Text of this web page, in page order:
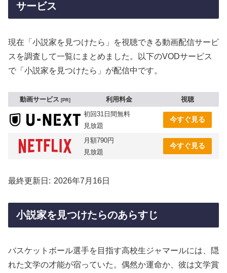
サービス
現在「小説家を見つけたら」を視聴できる動画配信サービ
スを調査して一覧にまとめました。以下のVODサービス
で「小説家を見つけたら」が配信中です。
動画サービス PR 利用料金
視聴
初回31日間無料
見放題
今すぐ見る
月額790円
見放題
今すぐ見る
最終更新日 2026年7月16日
小説家を見つけたらのあらすじ
バスケットボール選手を目指す高校生ジャマールには、隠
れた文学の才能が宿っていた。偶然か運命か、彼は文学賞